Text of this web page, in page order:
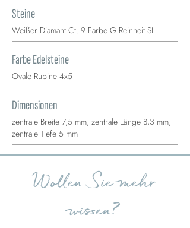
Steine
Weißer Diamant Ct. 9 Farbe G Reinheit SI
Farbe Edelsteine
Ovale Rubine 4x5
Dimensionen
zentrale Breite 7,5 mm, zentrale Länge 8,3 mm,
zentrale Tiefe 5 mm
Wollen Sie mehr
wissen?